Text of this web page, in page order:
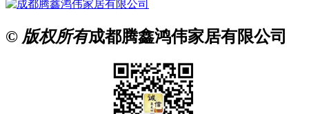
© 版权所有成都腾鑫鸿伟家居有限公司